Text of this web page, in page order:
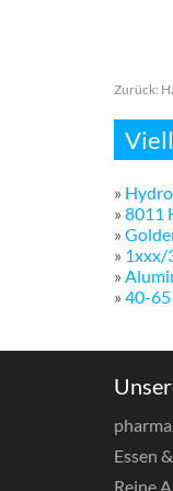
Zurück:
»
» 8011
»
» 1xxx/
»
» 40-
Essen
Reine